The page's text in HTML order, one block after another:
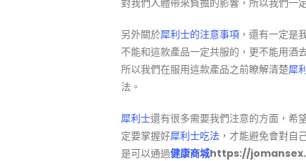
另外關於犀利士的注意事項 ，還有一定是
不能和這款產品一定共服的，更不能用酒
所以我們在服用這款產品之前瞭解清楚犀
法。
犀利士還有很多需要我們注意的方面，希
定要掌握好犀利士吃法 ，才能避免會對自
是可以通過健康商城https://